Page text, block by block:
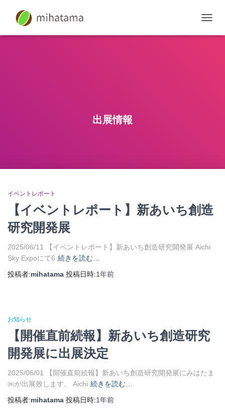
ビ
出展情報
イベントレポート
【イベントレポート】新あいち創造
研究開発展
2025/06/11 【イベントレポート】新あいち創造研究開発展 Aichi
Sky Expoにて6 続きを読む…
投稿者:mihatama 投稿日時:1年前
お知らせ
【開催直前続報】新あいち創造研究
開発展に出展決定
2025/06/01 【開催直前続報】新あいち創造研究開発展にみはたま
㈱が出展致します。 Aichi 続きを読む…
投稿者:mihatama 投稿日時:1年前